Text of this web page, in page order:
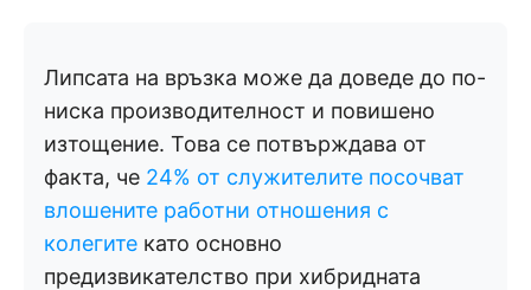
Липсата на връзка може да доведе до по-
ниска производителност и повишено
изтощение. Това се потвърждава от
факта, че 24% от служителите посочват
влошените работни отношения с
колегите като основно
предизвикателство при хибридната